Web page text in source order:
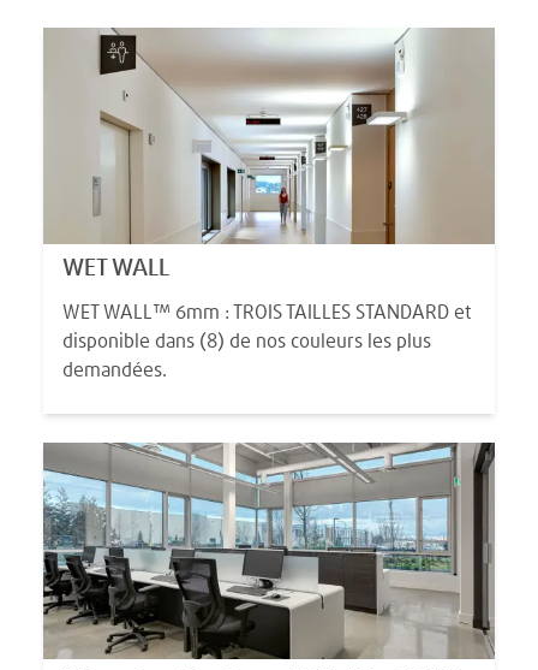
WET WALL
WET WALL™ 6mm : TROIS TAILLES STANDARD et
disponible dans (8) de nos couleurs les plus
demandées.